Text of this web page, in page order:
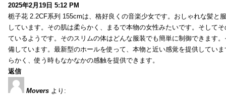
2025年2月19日 5:12 PM
栀子花 2.2CF系列 155cmは、格好良くの音楽少女です。おしゃれな髪と
しています。その肌は柔らかく、まるで本物の女性みたいです。そして
ているようです。そのスリムの体はどんな服装でも簡単に制御できます
備しています。最新型のホールを使って、本物と近い感覚を提供してい
らかく、使う時もなかなかの感触を提供できます。
返信
Movers より: